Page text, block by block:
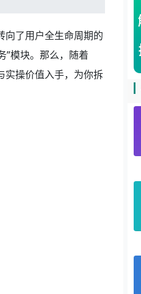
向了用户全生命周期的
”模块。那么，随着
实操价值入手，为你拆